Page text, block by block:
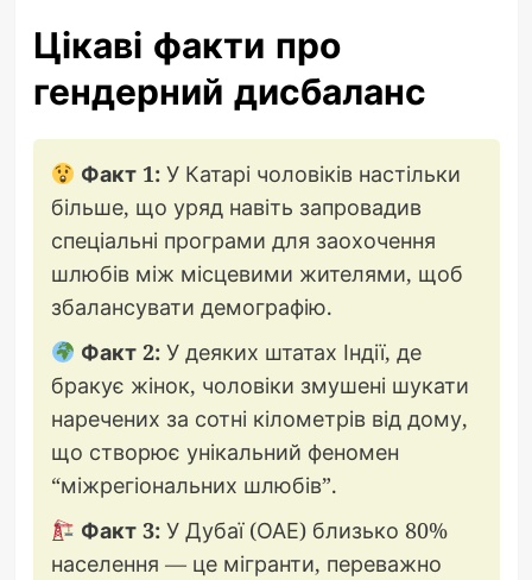
Цікаві факти про
гендерний дисбаланс
Факт 1: У Катарі чоловіків настільки
більше, що уряд навіть запровадив
спеціальні програми для заохочення
шлюбів між місцевими жителями, щоб
збалансувати демографію.
Факт 2: У деяких штатах Індії, де
бракує жінок, чоловіки змушені шукати
наречених за сотні кілометрів від дому,
що створює унікальний феномен
“міжрегіональних шлюбів”.
Факт 3: У Дубаї (ОАЕ) близько 80%
населення — це мігранти, переважно